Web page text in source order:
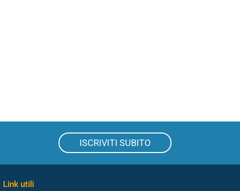
ISCRIVITI SUBITO
Link utili